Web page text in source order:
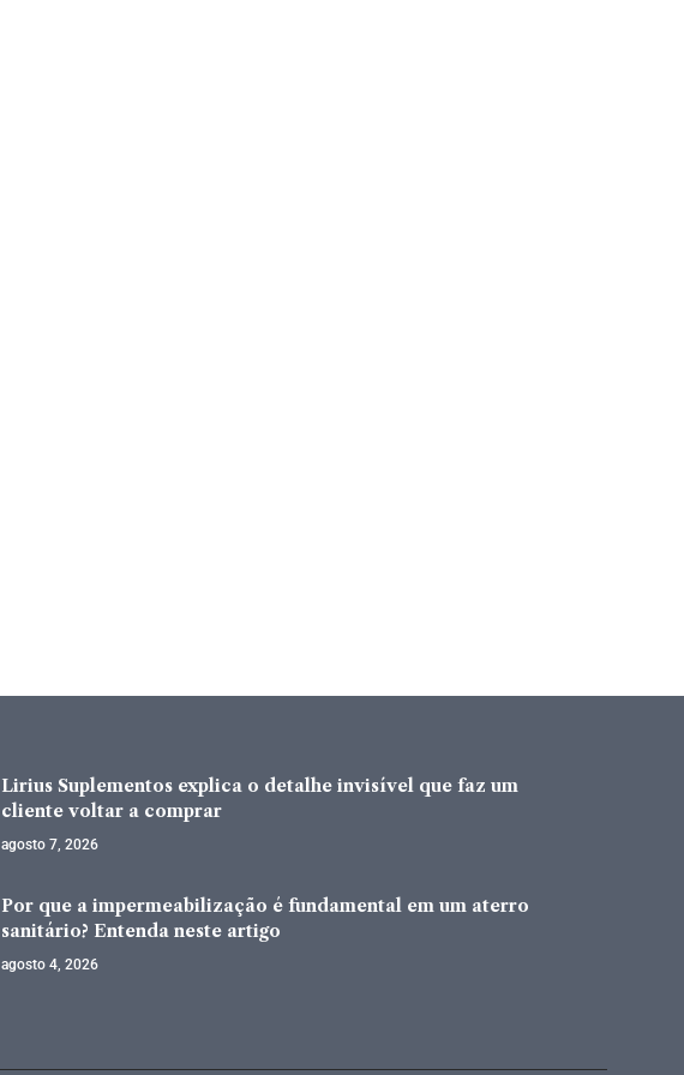
Lirius Suplementos explica o detalhe invisível que faz um
cliente voltar a comprar
agosto 7, 2026
Por que a impermeabilização é fundamental em um aterro
sanitário? Entenda neste artigo
agosto 4, 2026